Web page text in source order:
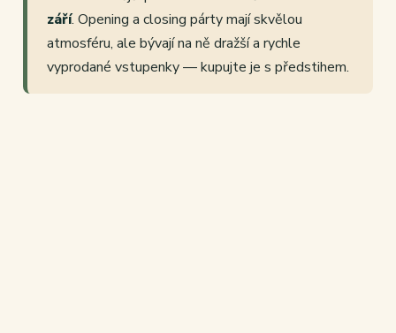
září. Opening a closing párty mají skvělou
atmosféru, ale bývají na ně dražší a rychle
vyprodané vstupenky — kupujte je s předstihem.